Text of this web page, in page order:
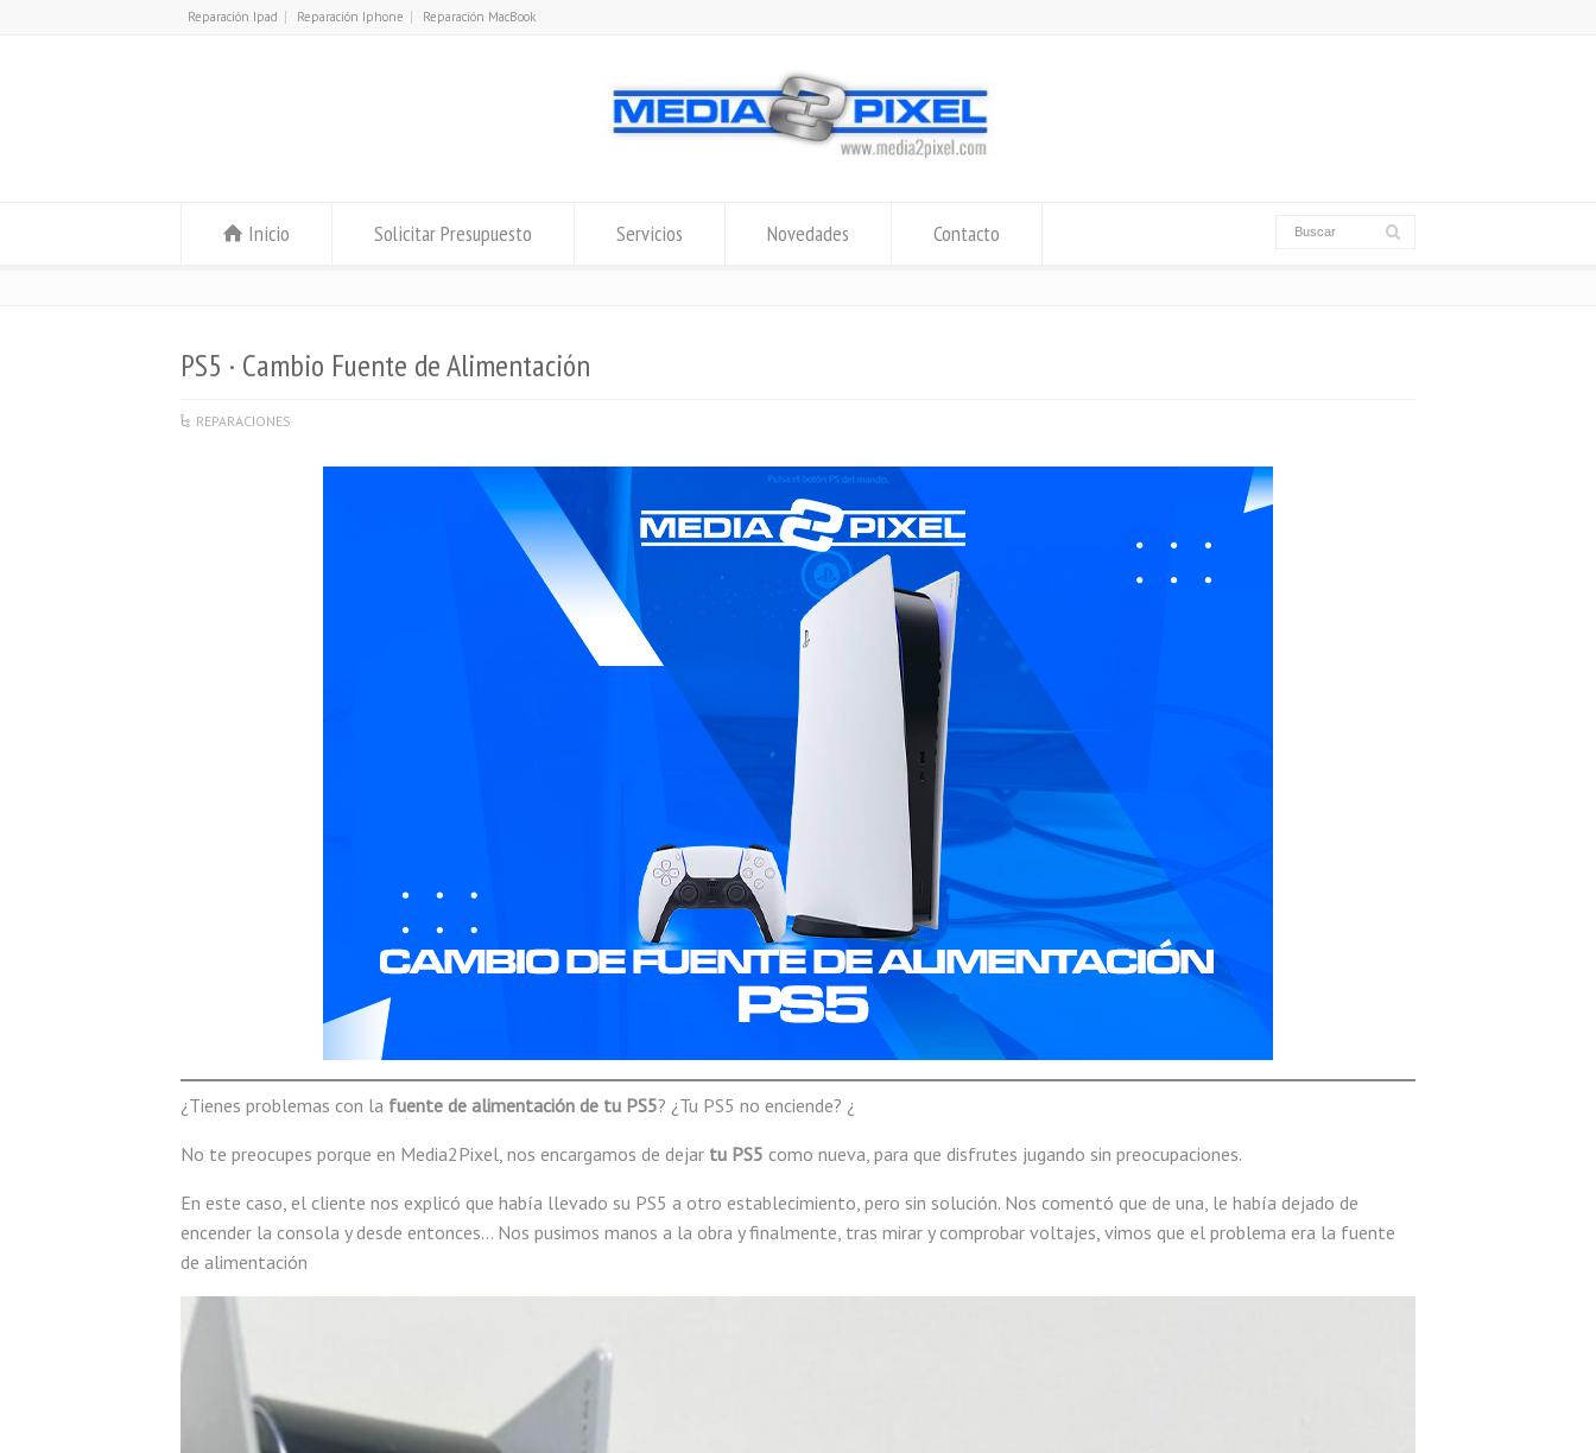
Reparación Ipad Reparación Iphone Reparación MacBook
Inicio Solicitar Presupuesto Servicios Novedades Contacto
PS5 · Cambio Fuente de Alimentación
REPARACIONES
¿Tienes problemas con la fuente de alimentación de tu PS5? ¿Tu PS5 no enciende? ¿
No te preocupes porque en Media2Pixel, nos encargamos de dejar tu PS5 como nueva, para que disfrutes jugando sin preocupaciones.
En este caso, el cliente nos explicó que había llevado su PS5 a otro establecimiento, pero sin solución. Nos comentó que de una, le había dejado de
encender la consola y desde entonces… Nos pusimos manos a la obra y finalmente, tras mirar y comprobar voltajes, vimos que el problema era la fuente
de alimentación